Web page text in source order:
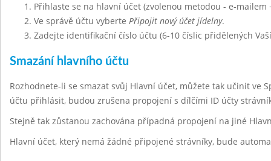
Přihlaste se na hlavní účet (zvolenou metodou - e-mailem
Ve správě účtu vyberte Připojit nový účet jídelny.
Zadejte identifikační číslo účtu (6-10 číslic přidělených
Smazání hlavního účtu
Rozhodnete-li se smazat svůj Hlavní účet, můžete tak učinit ve
účtu přihlásit, budou zrušena propojení s dílčími ID účty
Stejně tak zůstanou zachována případná propojení na jiné
Hlavní účet, který nemá žádné připojené strávníky, bude